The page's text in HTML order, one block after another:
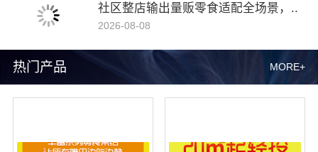
热门产品 MORE+
社区整店输出量贩零食适配全场景，..
2026-08-08